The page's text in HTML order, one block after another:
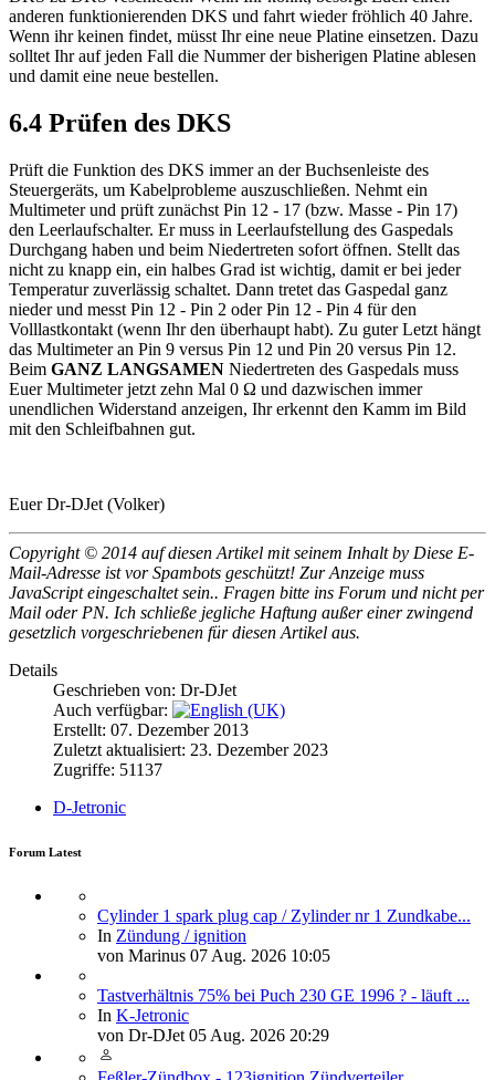
anderen funktionierenden DKS und fahrt wieder fröhlich 40 Jahre.
Wenn ihr keinen findet, müsst Ihr eine neue Platine einsetzen. Dazu
solltet Ihr auf jeden Fall die Nummer der bisherigen Platine ablesen
und damit eine neue bestellen.
6.4 Prüfen des DKS
Prüft die Funktion des DKS immer an der Buchsenleiste des
Steuergeräts, um Kabelprobleme auszuschließen. Nehmt ein
Multimeter und prüft zunächst Pin 12 - 17 (bzw. Masse - Pin 17)
den Leerlaufschalter. Er muss in Leerlaufstellung des Gaspedals
Durchgang haben und beim Niedertreten sofort öffnen. Stellt das
nicht zu knapp ein, ein halbes Grad ist wichtig, damit er bei jeder
Temperatur zuverlässig schaltet. Dann tretet das Gaspedal ganz
nieder und messt Pin 12 - Pin 2 oder Pin 12 - Pin 4 für den
Volllastkontakt (wenn Ihr den überhaupt habt). Zu guter Letzt hängt
das Multimeter an Pin 9 versus Pin 12 und Pin 20 versus Pin 12.
Beim GANZ LANGSAMEN Niedertreten des Gaspedals muss
Euer Multimeter jetzt zehn Mal 0 Ω und dazwischen immer
unendlichen Widerstand anzeigen, Ihr erkennt den Kamm im Bild
mit den Schleifbahnen gut.
Euer Dr-DJet (Volker)
Copyright © 2014 auf diesen Artikel mit seinem Inhalt by Diese E-
Mail-Adresse ist vor Spambots geschützt! Zur Anzeige muss
JavaScript eingeschaltet sein.. Fragen bitte ins Forum und nicht per
Mail oder PN. Ich schließe jegliche Haftung außer einer zwingend
gesetzlich vorgeschriebenen für diesen Artikel aus.
Details
Geschrieben von: Dr-DJet
Auch verfügbar:
Erstellt: 07. Dezember 2013
Zuletzt aktualisiert: 23. Dezember 2023
Zugriffe: 51137
D-Jetronic
Forum Latest
Cylinder 1 spark plug cap / Zylinder nr 1 Zundkabe...
In Zündung / ignition
von Marinus 07 Aug. 2026 10:05
Tastverhältnis 75% bei Puch 230 GE 1996 ? - läuft ...
In K-Jetronic
von Dr-DJet 05 Aug. 2026 20:29